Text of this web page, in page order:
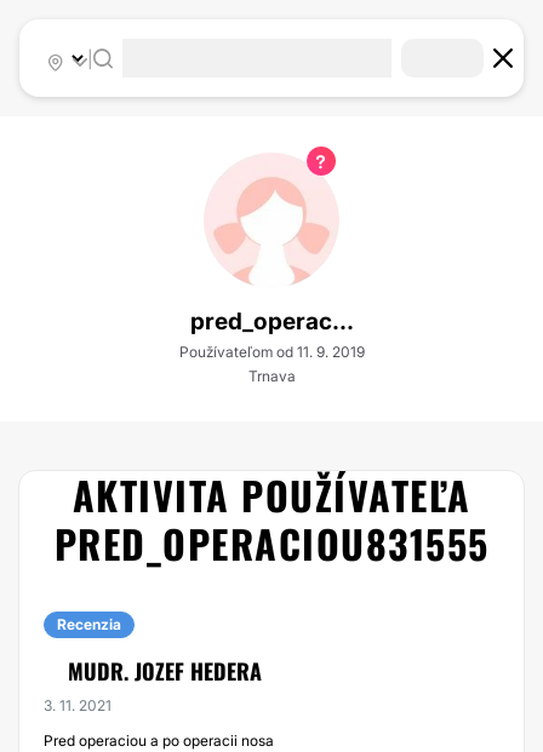
|
pred_operac...
Používateľom od 11. 9. 2019
Trnava
AKTIVITA POUŽÍVATEĽA
PRED_OPERACIOU831555
Recenzia
MUDR. JOZEF HEDERA
3. 11. 2021
Pred operaciou a po operacii nosa